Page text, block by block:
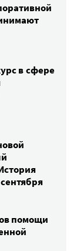
в сфере
помощи